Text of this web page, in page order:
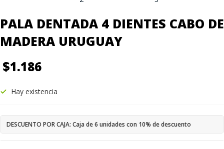
PALA DENTADA 4 DIENTES CABO DE
MADERA URUGUAY
$1.186
Hay existencia
DESCUENTO POR CAJA: Caja de 6 unidades con 10% de descuento